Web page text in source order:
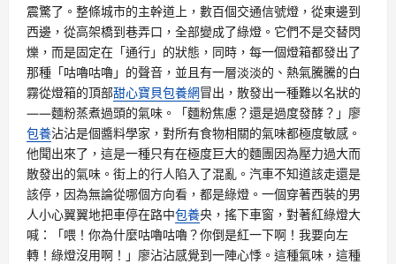
震驚了。整條城市的主幹道上，數百個交通信號燈，從東邊到
西邊，從高架橋到巷弄口，全部變成了綠燈。它們不是交替閃
爍，而是固定在「通行」的狀態，同時，每一個燈箱都發出了
那種「咕嚕咕嚕」的聲音，並且有一層淡淡的、熱氣騰騰的白
霧從燈箱的頂部甜心寶貝包養網冒出，散發出一種難以名狀的
——麵粉蒸煮過頭的氣味。「麵粉焦慮？還是過度發酵？」廖
包養沾沾是個醬料學家，對所有食物相關的氣味都極度敏感。
他聞出來了，這是一種只有在極度巨大的麵團因為壓力過大而
散發出的氣味。街上的行人陷入了混亂。汽車不知道該走還是
該停，因為無論從哪個方向看，都是綠燈。一個穿著西裝的男
人小心翼翼地把車停在路中包養央，搖下車窗，對著紅綠燈大
喊：「喂！你為什麼咕嚕咕嚕？你倒是紅一下啊！我要向左
轉！綠燈沒用啊！」廖沾沾感覺到一陣心悸。這種氣味，這種